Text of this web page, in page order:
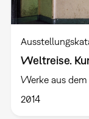
Weltreise.
Werke aus
2014